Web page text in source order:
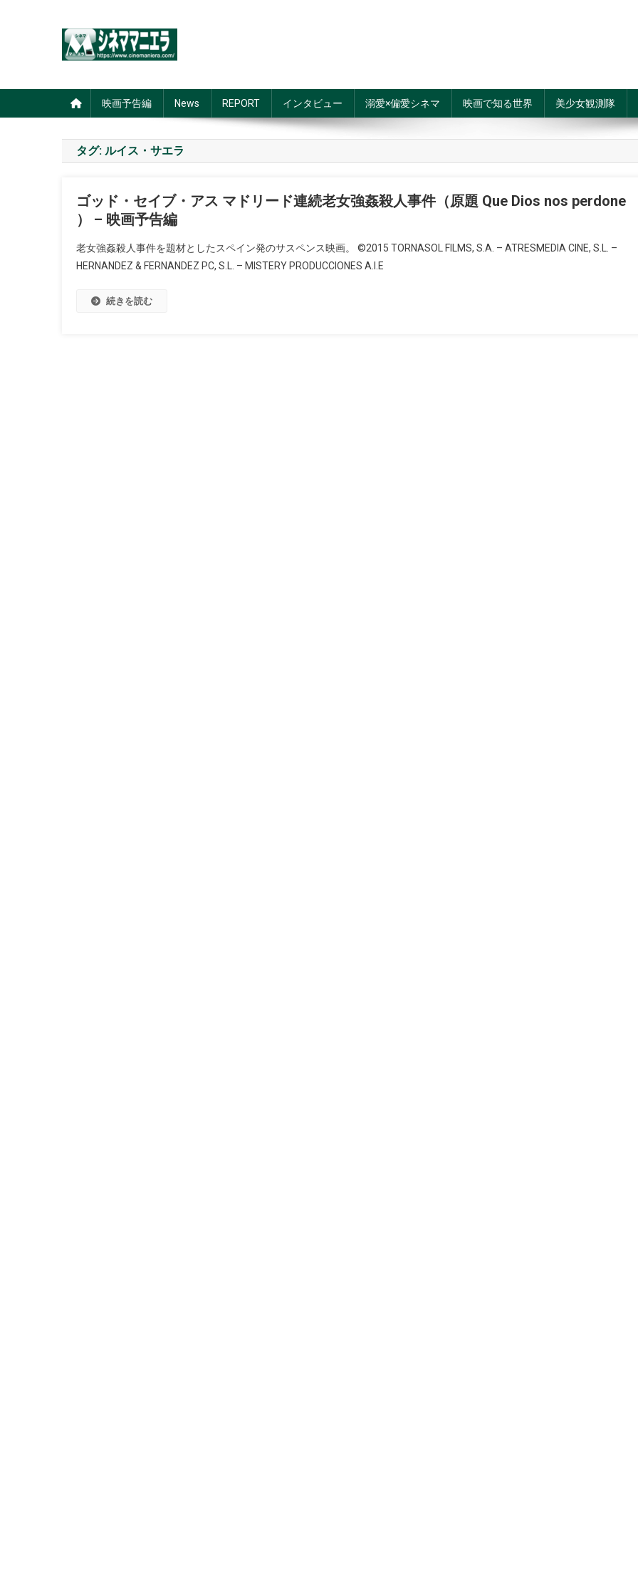
映画予告編 News REPORT インタビュー 溺愛×偏愛シネマ 映画で知る世界 美少女観測隊
タグ: ルイス・サエラ
ゴッド・セイブ・アス マドリード連続老女強姦殺人事件（原題 Que Dios nos perdone
） – 映画予告編
老女強姦殺人事件を題材としたスペイン発のサスペンス映画。 ©2015 TORNASOL FILMS, S.A. – ATRESMEDIA CINE, S.L. –
HERNANDEZ & FERNANDEZ PC, S.L. – MISTERY PRODUCCIONES A.I.E
続きを読む